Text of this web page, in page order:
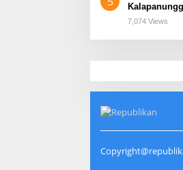
Sosialisasi
7,074 Views